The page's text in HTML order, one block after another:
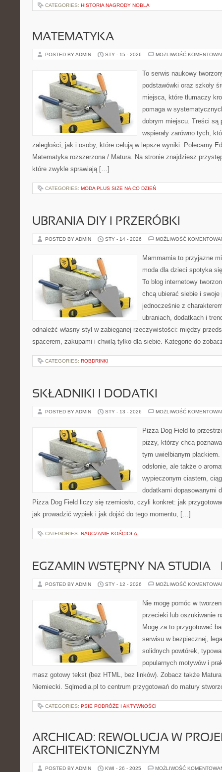
CATEGORIES: HISTORIA NAGRODY NOBLA
MATEMATYKA
POSTED BY ADMIN STY - 15 - 2026 MOŻLIWOŚĆ
To serwis naukowy
podstawówki oraz szkoły
miejsca, które tłumaczy
pomaga w
dobrym miejscu. Treści są
wspierały zarówno tych,
zaległości, jak i osoby, które celują w lepsze wyniki. Polecamy
Matematyka rozszerzona / Matura. Na stronie znajdziesz
które zwykle sprawiają […]
CATEGORIES: MODA PLUS SIZE NA CO DZIEŃ
UBRANIA DIY I PRZERÓBKI
POSTED BY ADMIN STY - 14 - 2026 MOŻLIWOŚĆ
Mammamia to przyjazne
moda dla dzieci spotyka
To blog internetowy
chcą ubierać siebie i
jednocześnie z
ubraniach, dodatkach i
odnaleźć własny styl w zabieganej rzeczywistości: między
spacerem, zakupami i chwilą tylko dla siebie. Kategorie do
CATEGORIES: ROBDRINKI
SKŁADNIKI I DODATKI
POSTED BY ADMIN STY - 13 - 2026 MOŻLIWOŚĆ
Pizza Dog Field to
pizzy, którzy chcą
tym uwielbianym
odsłonie, ale także o
wypieczonym ciastem,
dodatkami dopasowanymi
Pizza Dog Field liczy się rzemiosło, czyli konkret: jak
jak prowadzić wypiek i jak dojść do tego momentu, […]
CATEGORIES: NAUCZANIE KOŚCIOŁA
EGZAMIN WSTĘPNY NA STUDIA
POSTED BY ADMIN STY - 12 - 2026 MOŻLIWOŚĆ
Nie mogę pomóc w
przecieki lub oszukiwanie
Mogę za to przygotować
serwisu w bezpiecznej,
solidnych powtórek,
popularnych motywów i
masz gotowy tekst (bez HTML, bez linków). Zobacz także
Niemiecki. Sqlmedia.pl to centrum przygotowań do matury
CATEGORIES: PSIE PODRÓŻE I AKTYWNOŚCI
ARCHICAD: REWOLUCJA W
ARCHITEKTONICZNYM
POSTED BY ADMIN KWI - 26 - 2025 MOŻLIWOŚĆ